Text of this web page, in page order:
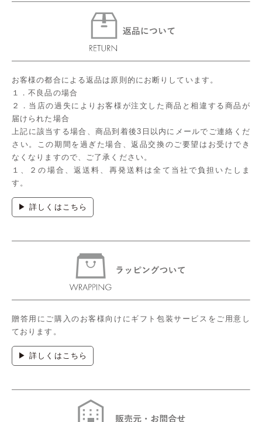
お客様の都合による返品は原則的にお断りしています。
１．不良品の場合
２．当店の過失によりお客様が注文した商品と相違する商品が
届けられた場合
上記に該当する場合、商品到着後3日以内にメールでご連絡くだ
さい。この期間を過ぎた場合、返品交換のご要望はお受けでき
なくなりますので、ご了承ください。
１、２の場合、返送料、再発送料は全て当社で負担いたしま
す。
▶ 詳しくはこちら
贈答用にご購入のお客様向けにギフト包装サービスをご用意し
ております。
▶ 詳しくはこちら